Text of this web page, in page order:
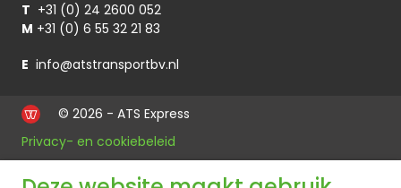
T +31 (0) 24 2600 052
M +31 (0) 6 55 32 21 83
E info@atstransportbv.nl
© 2026 - ATS Express
Privacy- en cookiebeleid